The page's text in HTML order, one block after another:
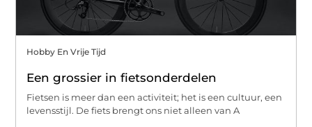
Hobby En Vrije Tijd
Een grossier in fietsonderdelen
Fietsen is meer dan een activiteit; het is een cultuur, een
levensstijl. De fiets brengt ons niet alleen van A